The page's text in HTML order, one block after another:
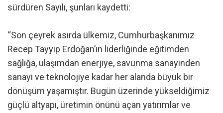
sürdüren Sayılı, şunları kaydetti:
“Son çeyrek asırda ülkemiz, Cumhurbaşkanımız
Recep Tayyip Erdoğan’ın liderliğinde eğitimden
sağlığa, ulaşımdan enerjiye, savunma sanayinden
sanayi ve teknolojiye kadar her alanda büyük bir
dönüşüm yaşamıştır. Bugün üzerinde yükseldiğimiz
güçlü altyapı, üretimin önünü açan yatırımlar ve